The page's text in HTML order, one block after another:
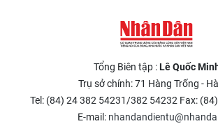
Media Văn hóa
Media Xã hội
Tổng Biên tập :Lê Quốc
Trụ sở chính: 71 Hàng Trống -
Tel: (84) 24 382 54231/382 54232 Fax:
E-mail: